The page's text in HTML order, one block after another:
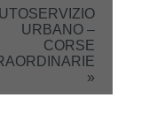
URBANO –
CORSE
»